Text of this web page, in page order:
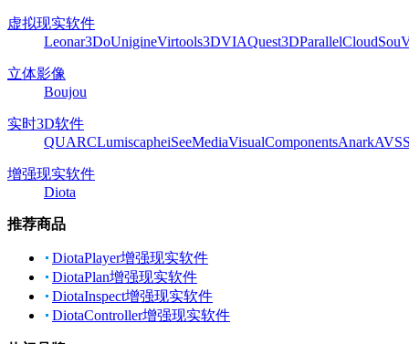
虚拟现实软件
Leonar3DoUnigineVirtools3DVIAQuest3DParallelCloud
立体影像
Boujou
实时3D软件
QUARCLumiscapheiSeeMediaVisualComponentsAnarkAVS
增强现实软件
Diota
推荐商品
DiotaPlayer增强现实软件
DiotaPlan增强现实软件
DiotaInspect增强现实软件
DiotaController增强现实软件